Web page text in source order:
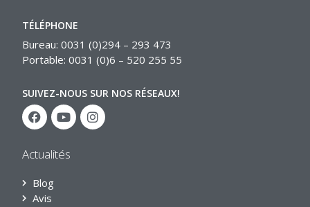
TÉLÉPHONE
Bureau: 0031 (0)294 – 293 473
Portable: 0031 (0)6 – 520 255 55
SUIVEZ-NOUS SUR NOS RÉSEAUX!
Actualités
Blog
Avis